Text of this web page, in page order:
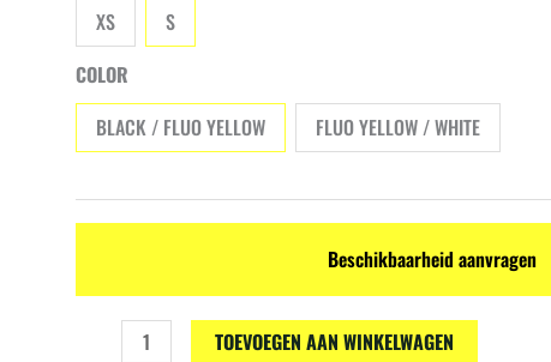
XS
S
COLOR
BLACK / FLUO YELLOW
FLUO YELLOW / WHITE
Beschikbaarheid aanvragen
TOEVOEGEN AAN WINKELWAGEN